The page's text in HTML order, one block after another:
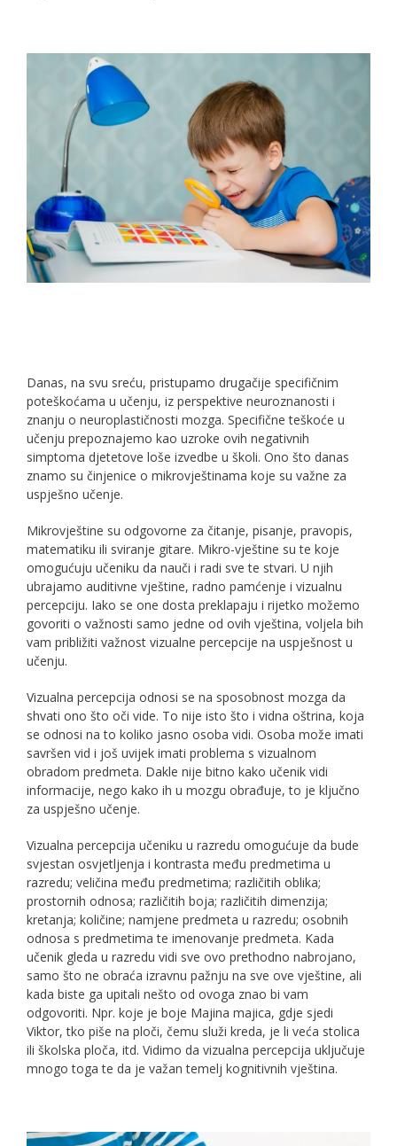
Danas, na svu sreću, pristupamo drugačije specifičnim
poteškoćama u učenju, iz perspektive neuroznanosti i
znanju o neuroplastičnosti mozga. Specifične teškoće u
učenju prepoznajemo kao uzroke ovih negativnih
simptoma djetetove loše izvedbe u školi. Ono što danas
znamo su činjenice o mikrovještinama koje su važne za
uspješno učenje.
Mikrovještine su odgovorne za čitanje, pisanje, pravopis,
matematiku ili sviranje gitare. Mikro-vještine su te koje
omogućuju učeniku da nauči i radi sve te stvari. U njih
ubrajamo auditivne vještine, radno pamćenje i vizualnu
percepciju. Iako se one dosta preklapaju i rijetko možemo
govoriti o važnosti samo jedne od ovih vještina, voljela bih
vam približiti važnost vizualne percepcije na uspješnost u
učenju.
Vizualna percepcija odnosi se na sposobnost mozga da
shvati ono što oči vide. To nije isto što i vidna oštrina, koja
se odnosi na to koliko jasno osoba vidi. Osoba može imati
savršen vid i još uvijek imati problema s vizualnom
obradom predmeta. Dakle nije bitno kako učenik vidi
informacije, nego kako ih u mozgu obrađuje, to je ključno
za uspješno učenje.
Vizualna percepcija učeniku u razredu omogućuje da bude
svjestan osvjetljenja i kontrasta među predmetima u
razredu; veličina među predmetima; različitih oblika;
prostornih odnosa; različitih boja; različitih dimenzija;
kretanja; količine; namjene predmeta u razredu; osobnih
odnosa s predmetima te imenovanje predmeta. Kada
učenik gleda u razredu vidi sve ovo prethodno nabrojano,
samo što ne obraća izravnu pažnju na sve ove vještine, ali
kada biste ga upitali nešto od ovoga znao bi vam
odgovoriti. Npr. koje je boje Majina majica, gdje sjedi
Viktor, tko piše na ploči, čemu služi kreda, je li veća stolica
ili školska ploča, itd. Vidimo da vizualna percepcija uključuje
mnogo toga te da je važan temelj kognitivnih vještina.